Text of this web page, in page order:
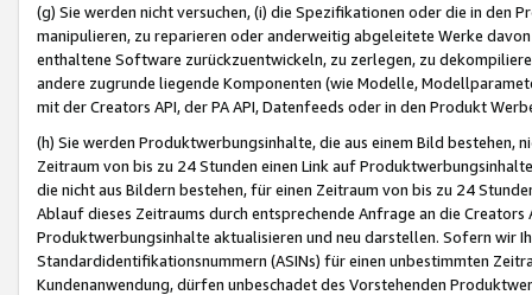
(g) Sie werden nicht versuchen, (i) die Spezifikationen oder die in
manipulieren, zu reparieren oder anderweitig abgeleitete Werke
enthaltene Software zurückzuentwickeln, zu zerlegen, zu
andere zugrunde liegende Komponenten (wie Modelle,
mit der Creators API, der PA API, Datenfeeds oder in den Produkt
(h) Sie werden Produktwerbungsinhalte, die aus einem Bild bestehen,
Zeitraum von bis zu 24 Stunden einen Link auf
die nicht aus Bildern bestehen, für einen Zeitraum von bis zu 24
Ablauf dieses Zeitraums durch entsprechende Anfrage an die
Produktwerbungsinhalte aktualisieren und neu darstellen. Sofern wir
Standardidentifikationsnummern (ASINs) für einen unbestimmten
Kundenanwendung, dürfen unbeschadet des Vorstehenden